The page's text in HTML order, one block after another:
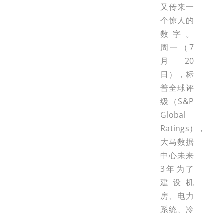
又传来一
个惊人的
数字。
周一（7
月20
日），标
普全球评
级（S&P
Global
Ratings），
大马数据
中心未来
3年为了
建设机
房、电力
系统、冷